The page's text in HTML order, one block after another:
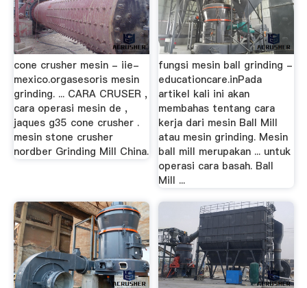
cone crusher mesin - iie-
mexico.orgasesoris mesin
grinding. ... CARA CRUSER ,
cara operasi mesin de ,
jaques g35 cone crusher .
mesin stone crusher
nordber Grinding Mill China.
fungsi mesin ball grinding -
educationcare.inPada
artikel kali ini akan
membahas tentang cara
kerja dari mesin Ball Mill
atau mesin grinding. Mesin
ball mill merupakan ... untuk
operasi cara basah. Ball
Mill ...